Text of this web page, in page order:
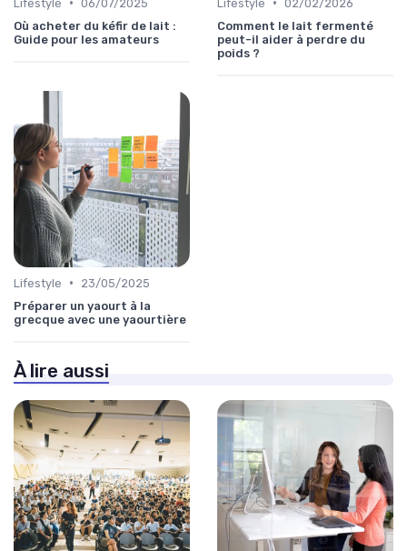
Lifestyle
06/07/2025
Où acheter du kéfir de lait :
Guide pour les amateurs
Lifestyle
02/02/2026
Comment le lait fermenté
peut-il aider à perdre du
poids ?
Lifestyle •
23/05/2025
Préparer un yaourt à la
grecque avec une yaourtière
À lire aussi